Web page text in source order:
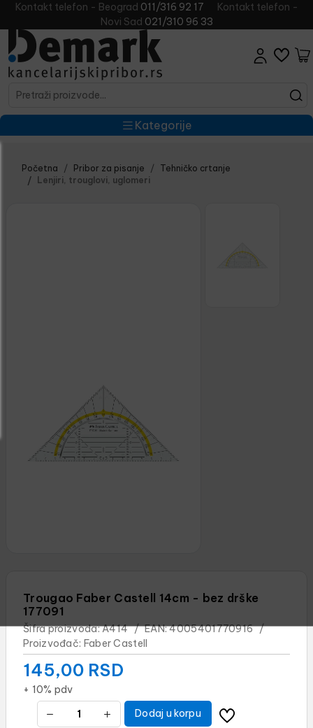
Kontakt telefon - Beograd 011/316 92 17
Kontakt telefon -
Novi Sad 021/310 96 33
Kategorije
Početna Pribor za pisanje
Tehničko crtanje
Lenjiri, trouglovi, uglomeri
Trougao Faber Castell 14cm - bez drške
177091
Šifra proizvoda:A414 / EAN:4005401770916 /
Proizvođač: Faber Castell
145,00 RSD
+ 10% pdv
Dodaj u korpu